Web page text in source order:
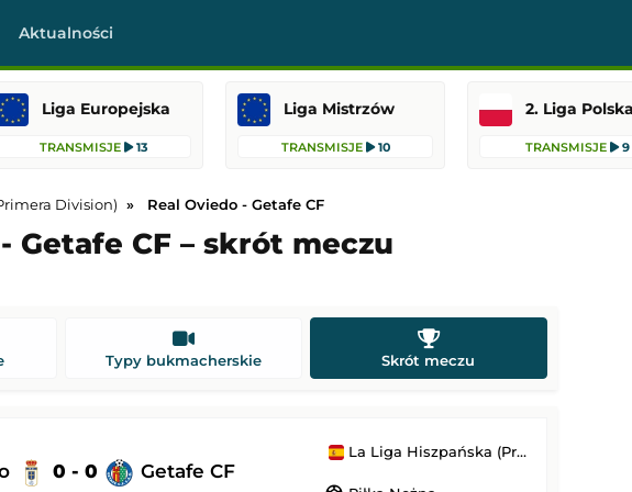
Aktualności
Liga Europejska
TRANSMISJE 13
Liga Mistrzów
TRANSMISJE 10
2. Liga Polska
TRANSMISJE 9
Division) Real Oviedo - Getafe CF
Dodany: 06.08.2026 20:00
Getafe CF – skrót meczu
Typy bukmacherskie Skrót meczu
0 - 0 Getafe CF
La Liga Hiszpańska (Primera Division)